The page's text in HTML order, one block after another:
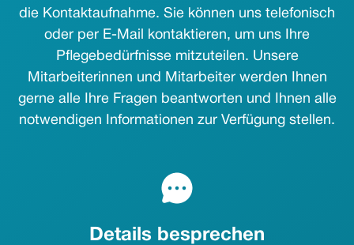
die Kontaktaufnahme. Sie können uns telefonisch
oder per E-Mail kontaktieren, um uns Ihre
Pflegebedürfnisse mitzuteilen. Unsere
Mitarbeiterinnen und Mitarbeiter werden Ihnen
gerne alle Ihre Fragen beantworten und Ihnen alle
notwendigen Informationen zur Verfügung stellen.
Details besprechen